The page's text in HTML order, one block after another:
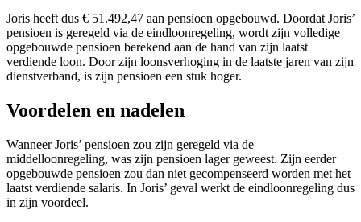
Joris heeft dus € 51.492,47 aan pensioen opgebouwd. Doordat Joris’
pensioen is geregeld via de eindloonregeling, wordt zijn volledige
opgebouwde pensioen berekend aan de hand van zijn laatst
verdiende loon. Door zijn loonsverhoging in de laatste jaren van zijn
dienstverband, is zijn pensioen een stuk hoger.
Voordelen en nadelen
Wanneer Joris’ pensioen zou zijn geregeld via de
middelloonregeling, was zijn pensioen lager geweest. Zijn eerder
opgebouwde pensioen zou dan niet gecompenseerd worden met het
laatst verdiende salaris. In Joris’ geval werkt de eindloonregeling dus
in zijn voordeel.